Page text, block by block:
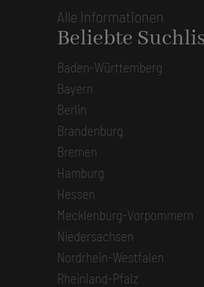
Alle Informationen
Beliebte
Baden-Württemberg
Bayern
Berlin
Brandenburg
Bremen
Hamburg
Hessen
Mecklenburg-Vorpommern
Niedersachsen
Nordrhein-Westfalen
Rheinland-Pfalz